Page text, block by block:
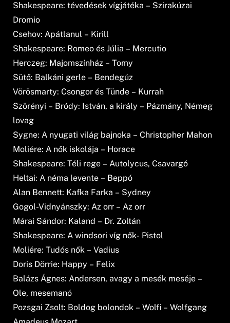
Shakespeare: tévedések ví­gjátéka – Szirakúzai
Dromio
Csehov: Apátlanul – Kirill
Shakespeare: Romeo és Júlia – Mercutio
Herczeg: Majomszí­nház – Tomy
Sütő: Balkáni gerle – Bendegúz
Vörösmarty: Csongor és Tünde – Kurrah
Szörényi – Bródy: István, a király – Pázmány, Némeg
lovag
Sygne: A nyugati világ bajnoka – Christopher Mahon
Moliére: A nők iskolája – Horace
Shakespeare: Téli rege – Autolycus, Csavargó
Heltai: A néma levente – Beppó
Alan Bennett: Kafka Farka – Sydney
Gogol-Vidnyánszky: Az orr – Az orr
Márai Sándor: Kaland – Dr. Zoltán
Shakespeare: A windsori víg nők- Pistol
Moliére: Tudós nők – Vadius
Doris Dörrie: Happy – Felix
Balázs Ágnes: Andersen, avagy a mesék meséje –
Ole, mesemanó
Pozsgai Zsolt: Boldog bolondok – Wolfi – Wolfgang